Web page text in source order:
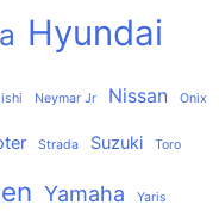
Hyundai
Neymar Jr Nissan Onix
Strada Suzuki Toro
Yamaha Yaris